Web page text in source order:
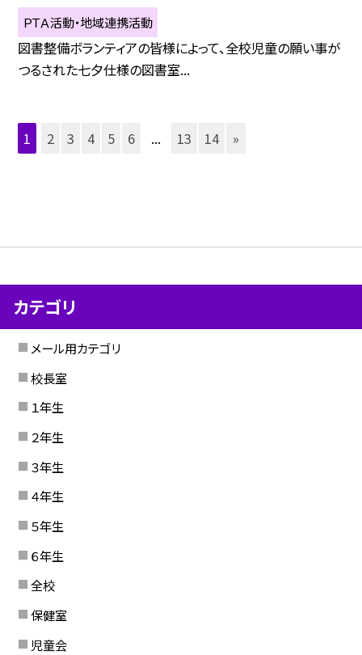
ＰＴＡ活動・地域連携活動
図書整備ボランティアの皆様によって、全校児童の願い事が
つるされた七夕仕様の図書室...
1 2 3 4 5 6 ... 13 14 »
カテゴリ
メール用カテゴリ
校長室
１年生
２年生
３年生
４年生
５年生
６年生
全校
保健室
児童会